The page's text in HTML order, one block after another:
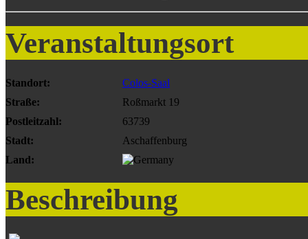
Veranstaltungsort
Standort:
Colos-Saal
Straße:
Roßmarkt 19
Postleitzahl:
63739
Stadt:
Aschaffenburg
Land:
Beschreibung